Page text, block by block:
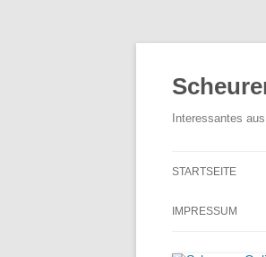
Interessantes
STARTSEITE
IMPRESSUM